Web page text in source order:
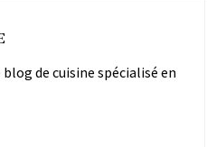
de cuisine spécialisé en